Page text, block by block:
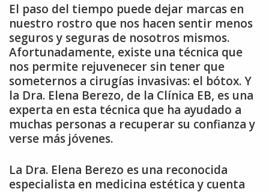
El paso del tiempo puede dejar marcas en
nuestro rostro que nos hacen sentir menos
seguros y seguras de nosotros mismos.
Afortunadamente, existe una técnica que
nos permite rejuvenecer sin tener que
someternos a cirugías invasivas: el bótox. Y
la Dra. Elena Berezo, de la Clínica EB, es una
experta en esta técnica que ha ayudado a
muchas personas a recuperar su confianza y
verse más jóvenes.
La Dra. Elena Berezo es una reconocida
especialista en medicina estética y cuenta